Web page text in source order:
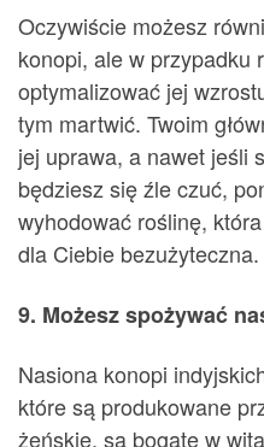
Oczywiście możesz
konopi, ale w przypadku
optymalizować jej
tym martwić. Twoim
jej uprawa, a nawet jeśli
będziesz się źle czuć,
wyhodować roślinę,
dla Ciebie bezużyteczna.
9. Możesz spożywać
Nasiona konopi
które są produkowane
żeńskie, są bogate w